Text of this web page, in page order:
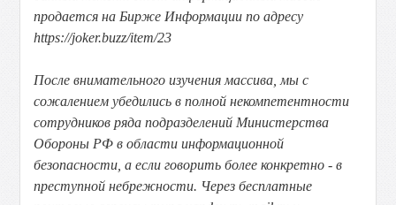
продается на Бирже Информации по адресу
https://joker.buzz/item/23
После внимательного изучения массива, мы с
сожалением убедились в полной некомпетентности
сотрудников ряда подразделений Министерства
Обороны РФ в области информационной
безопасности, а если говорить более конкретно - в
преступной небрежности. Через бесплатные